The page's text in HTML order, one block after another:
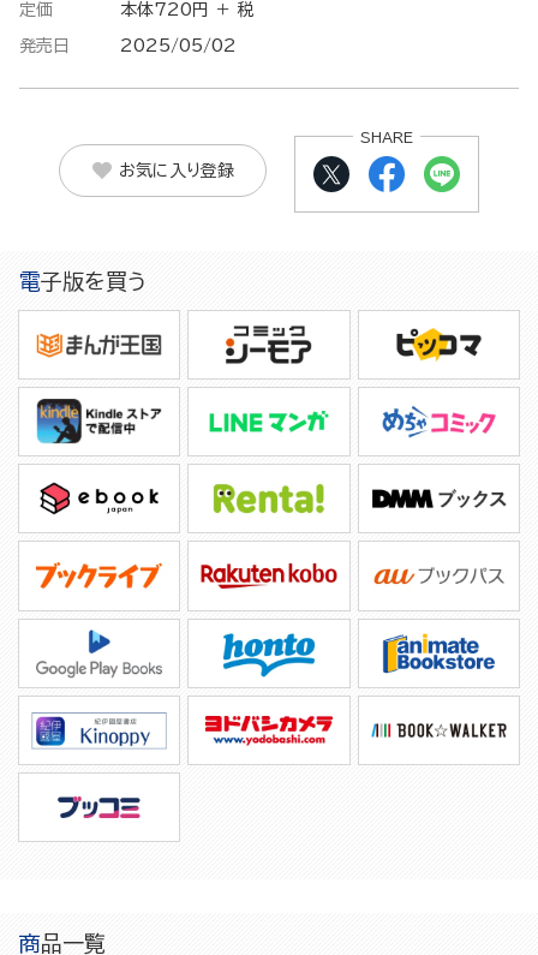
定価 本体720円 ＋ 税
発売日 2025/05/02
お気に入り登録
SHARE
電子版を買う
商品一覧